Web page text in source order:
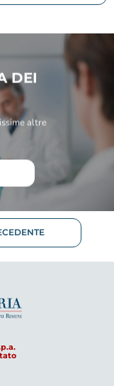
DEI
altre